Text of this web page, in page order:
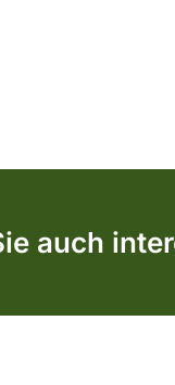
auch